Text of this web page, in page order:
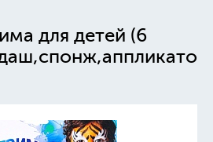
для детей (6